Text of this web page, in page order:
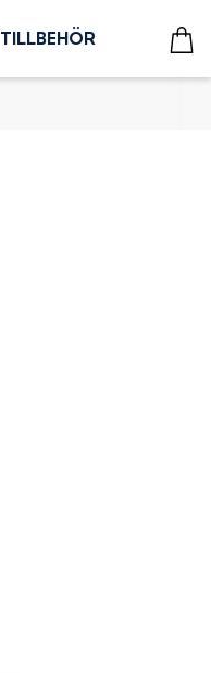
TILLBEHÖR